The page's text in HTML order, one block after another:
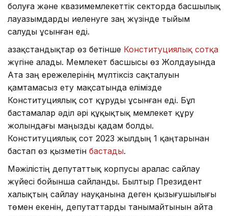
болуға және квазимемлекеттік секторда басшылық
лауазымдарды иеленуге заң жүзінде тыйым
салуды ұсынған еді.
Қазақстандықтар өз бетінше Конституциялық сотқа
жүгіне алады. Мемлекет басшысы өз Жолдауында
Ата заң ережелерінің мүлтіксіз сақталуын
қамтамасыз ету мақсатында елімізде
Конституциялық сот құруды ұсынған еді. Бұл
бастамалар әділ әрі құқықтық мемлекет құру
жолындағы маңызды қадам болды.
Конституциялық сот 2023 жылдың 1 қаңтарынан
бастап өз қызметін бастады.
Мәжілістің депутаттық корпусы аралас сайлау
жүйесі бойынша сайланды. Былтыр Президент
халықтың сайлау науқанына деген қызығушылығы
төмен екенін, депутаттарды танымайтынын айта